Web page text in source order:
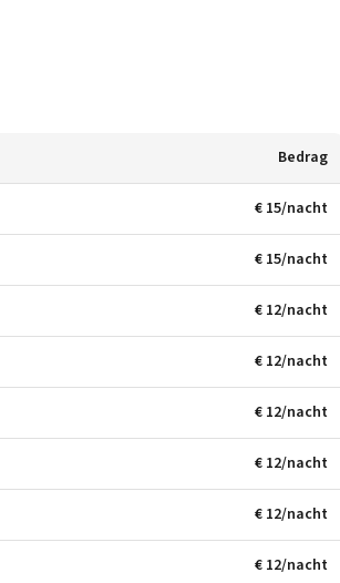
Bedrag
€ 15/nacht
€ 15/nacht
€ 12/nacht
€ 12/nacht
€ 12/nacht
€ 12/nacht
€ 12/nacht
€ 12/nacht